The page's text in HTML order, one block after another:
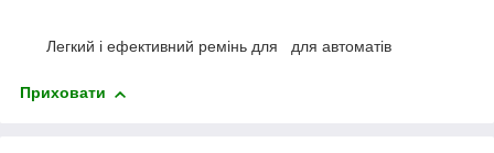
Легкий і ефективний ремінь для для автоматів
Приховати